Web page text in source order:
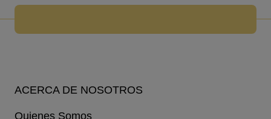
ACERCA DE NOSOTROS
Quienes Somos